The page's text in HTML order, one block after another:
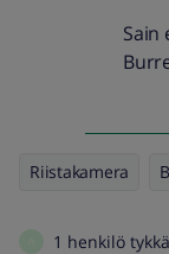
Sain
Riistakamera
1 henkilö